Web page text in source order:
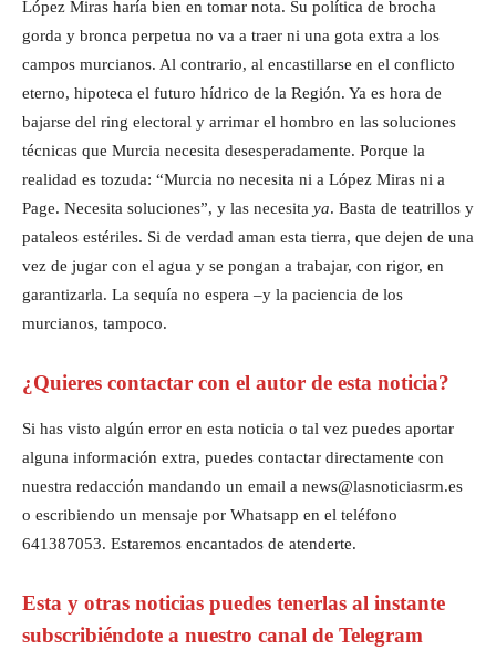
López Miras haría bien en tomar nota. Su política de brocha
gorda y bronca perpetua no va a traer ni una gota extra a los
campos murcianos. Al contrario, al encastillarse en el conflicto
eterno, hipoteca el futuro hídrico de la Región. Ya es hora de
bajarse del ring electoral y arrimar el hombro en las soluciones
técnicas que Murcia necesita desesperadamente. Porque la
realidad es tozuda: “Murcia no necesita ni a López Miras ni a
Page. Necesita soluciones”, y las necesita ya. Basta de teatrillos y
pataleos estériles. Si de verdad aman esta tierra, que dejen de una
vez de jugar con el agua y se pongan a trabajar, con rigor, en
garantizarla. La sequía no espera –y la paciencia de los
murcianos, tampoco.
¿Quieres contactar con el autor de esta noticia?
Si has visto algún error en esta noticia o tal vez puedes aportar
alguna información extra, puedes contactar directamente con
nuestra redacción mandando un email a news@lasnoticiasrm.es
o escribiendo un mensaje por Whatsapp en el teléfono
641387053. Estaremos encantados de atenderte.
Esta y otras noticias puedes tenerlas al instante
subscribiéndote a nuestro canal de Telegram